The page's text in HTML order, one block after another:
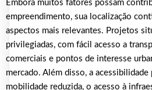
Embora muitos fatores possam
empreendimento, sua localização
aspectos mais relevantes. Projetos
privilegiadas, com fácil acesso a
comerciais e pontos de interesse
mercado. Além disso, a acessibilidade
mobilidade reduzida, o acesso à